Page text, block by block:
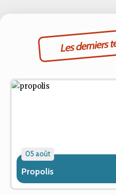
Les derniers
05 août
Propolis